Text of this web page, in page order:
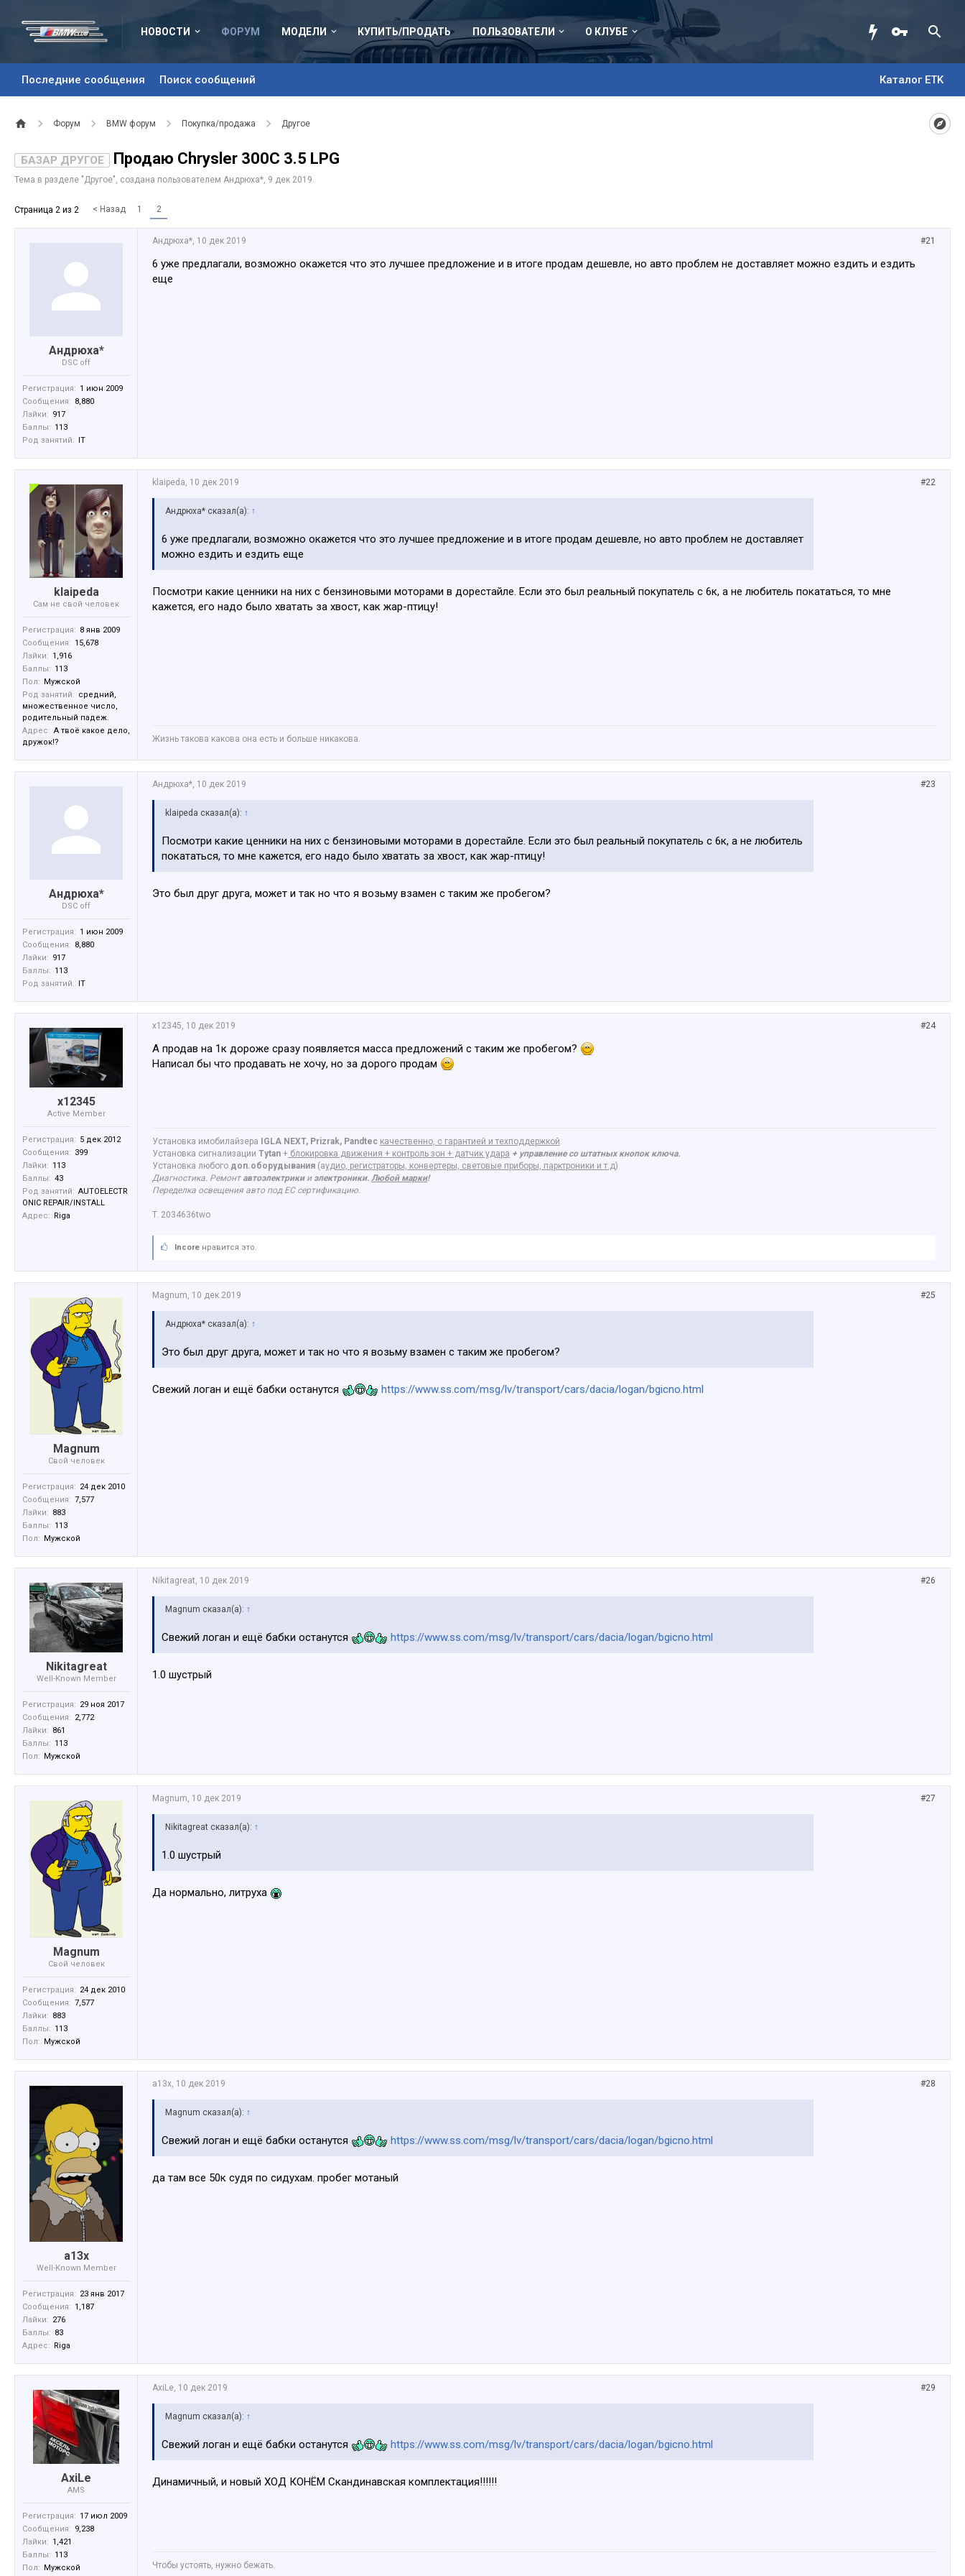
НОВОСТИ ФОРУМ
Последние сообщения Поиск сообщений Каталог ETK
МОДЕЛИ КУПИТЬ/ПРОДАТЬ ПОЛЬЗОВАТЕЛИ О КЛУБЕ
Форум BMW форум Покупка/продажа Другое
БАЗАР ДРУГОЕ Продаю Chrysler 300C 3.5 LPG
Тема в разделе "Другое", создана пользователем Андрюха*, 9 дек 2019.
Страница 2 из 2 < Назад 1 2
Андрюха*
DSC off
Регистрация: 1 июн 2009
Сообщения: 8,880
Лайки: 917
Баллы: 113
Род занятий: IT
#21
Андрюха*, 10 дек 2019
6 уже предлагали, возможно окажется что это лучшее предложение и в итоге продам дешевле, но авто проблем не доставляет можно ездить и ездить
еще
klaipeda
Сам не свой человек
Регистрация: 8 янв 2009
Сообщения: 15,678
Лайки: 1,916
Баллы: 113
Пол: Мужской
Род занятий: средний,
множественное число,
родительный падеж.
Адрес: А твоё какое дело,
дружок!?
#22
klaipeda, 10 дек 2019
Андрюха* сказал(а): ↑
6 уже предлагали, возможно окажется что это лучшее предложение и в итоге продам дешевле, но авто проблем не доставляет
можно ездить и ездить еще
Посмотри какие ценники на них с бензиновыми моторами в дорестайле. Если это был реальный покупатель с 6к, а не любитель покататься, то мне
кажется, его надо было хватать за хвост, как жар-птицу!
Жизнь такова какова она есть и больше никакова.
Андрюха*
DSC off
Регистрация: 1 июн 2009
Сообщения: 8,880
Лайки: 917
Баллы: 113
Род занятий: IT
#23
Андрюха*, 10 дек 2019
klaipeda сказал(а): ↑
Посмотри какие ценники на них с бензиновыми моторами в дорестайле. Если это был реальный покупатель с 6к, а не любитель
покататься, то мне кажется, его надо было хватать за хвост, как жар-птицу!
Это был друг друга, может и так но что я возьму взамен с таким же пробегом?
x12345
Active Member
Регистрация: 5 дек 2012
Сообщения: 399
Лайки: 113
Баллы: 43
Род занятий: AUTOELECTR
ONIC REPAIR/INSTALL
Адрес: Riga
#24
x12345, 10 дек 2019
А продав на 1к дороже сразу появляется масса предложений с таким же пробегом?
Написал бы что продавать не хочу, но за дорого продам
Установка имобилайзера IGLA NEXT, Prizrak, Pandtec качественно, с гарантией и техподдержкой.
Установка сигнализации Tytan + блокировка движения + контроль зон + датчик удара + управление со штатных кнопок ключа.
Установка любого доп.оборудывания (аудио, регистраторы, конвертеры, световые приборы, парктроники и т.д)
Диагностика. Ремонт автоэлектрикии электроники. Любой марки!
Переделка освещения авто под ЕС сертификацию.
T. 2034636two
Incore нравится это.
Magnum
Свой человек
Регистрация: 24 дек 2010
Сообщения: 7,577
Лайки: 883
Баллы: 113
Пол: Мужской
#25
Magnum, 10 дек 2019
Андрюха* сказал(а): ↑
Это был друг друга, может и так но что я возьму взамен с таким же пробегом?
Свежий логан и ещё бабки останутся https://www.ss.com/msg/lv/transport/cars/dacia/logan/bgicno.html
Nikitagreat
Well-Known Member
Регистрация: 29 ноя 2017
Сообщения: 2,772
Лайки: 861
Баллы: 113
Пол:
Мужской
#26
Nikitagreat, 10 дек 2019
Magnum сказал(а): ↑
Свежий логан и ещё бабки останутся https://www.ss.com/msg/lv/transport/cars/dacia/logan/bgicno.html
1.0 шустрый
Magnum
Свой человек
Регистрация: 24 дек 2010
Сообщения: 7,577
Лайки: 883
Баллы: 113
Пол:
Мужской
#27
Magnum, 10 дек 2019
Nikitagreat сказал(а): ↑
1.0 шустрый
Да нормально, литруха
a13x
Well-Known Member
Регистрация: 23 янв 2017
Сообщения: 1,187
Лайки: 276
Баллы: 83
Адрес: Riga
#28
a13x, 10 дек 2019
Magnum сказал(а): ↑
Свежий логан и ещё бабки останутся https://www.ss.com/msg/lv/transport/cars/dacia/logan/bgicno.html
да там все 50к судя по сидухам. пробег мотаный
AxiLe
AMS
Регистрация: 17 июл 2009
Сообщения: 9,238
Лайки: 1,421
Баллы: 113
Пол: Мужской
#29
AxiLe, 10 дек 2019
Magnum сказал(а): ↑
Свежий логан и ещё бабки останутся https://www.ss.com/msg/lv/transport/cars/dacia/logan/bgicno.html
Динамичный, и новый ХОД КОНЁМ Скандинавская комплектация!!!!!!
Чтобы устоять, нужно бежать.